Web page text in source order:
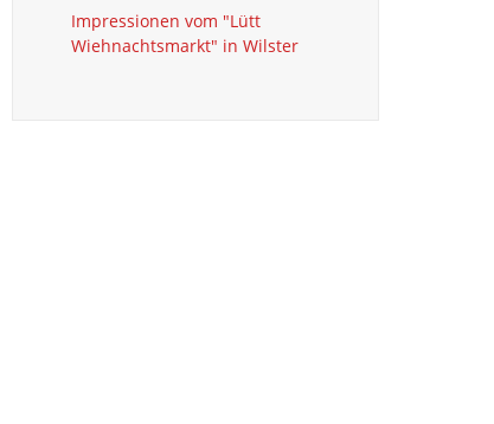
Impressionen vom "Lütt
Wiehnachtsmarkt" in Wilster